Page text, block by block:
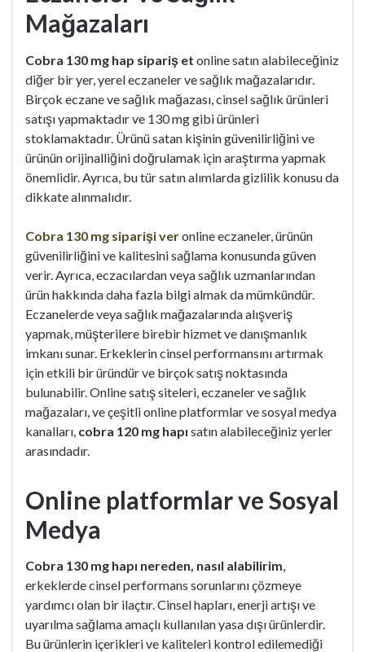
Mağazaları
Cobra 130 mg hap sipariş et online satın alabileceğiniz
diğer bir yer, yerel eczaneler ve sağlık mağazalarıdır.
Birçok eczane ve sağlık mağazası, cinsel sağlık ürünleri
satışı yapmaktadır ve 130 mg gibi ürünleri
stoklamaktadır. Ürünü satan kişinin güvenilirliğini ve
ürünün orijinalliğini doğrulamak için araştırma yapmak
önemlidir. Ayrıca, bu tür satın alımlarda gizlilik konusu da
dikkate alınmalıdır.
Cobra 130 mg siparişi veronline eczaneler, ürünün
güvenilirliğini ve kalitesini sağlama konusunda güven
verir. Ayrıca, eczacılardan veya sağlık uzmanlarından
ürün hakkında daha fazla bilgi almak da mümkündür.
Eczanelerde veya sağlık mağazalarında alışveriş
yapmak, müşterilere birebir hizmet ve danışmanlık
imkanı sunar. Erkeklerin cinsel performansını artırmak
için etkili bir üründür ve birçok satış noktasında
bulunabilir. Online satış siteleri, eczaneler ve sağlık
mağazaları, ve çeşitli online platformlar ve sosyal medya
kanalları, cobra 120 mg hapı satın alabileceğiniz yerler
arasındadır.
Online platformlar ve Sosyal
Medya
Cobra 130 mg hapı nereden, nasıl alabilirim
erkeklerde cinsel performans sorunlarını çözmeye
yardımcı olan bir ilaçtır. Cinsel hapları, enerji artışı ve
uyarılma sağlama amaçlı kullanılan yasa dışı ürünlerdir.
Bu ürünlerin içerikleri ve kaliteleri kontrol edilemediği